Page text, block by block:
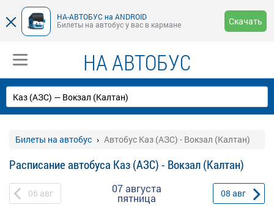
НА-АВТОБУС на ANDROID
Билеты на автобус у вас в кармане
Скачать
НА АВТОБУС
Билеты на автобус Автобус Каз (АЗС) - Вокзал (Калтан)
Расписание автобуса Каз (АЗС) - Вокзал (Калтан)
06 авг 07 августа
пятница 08 авг